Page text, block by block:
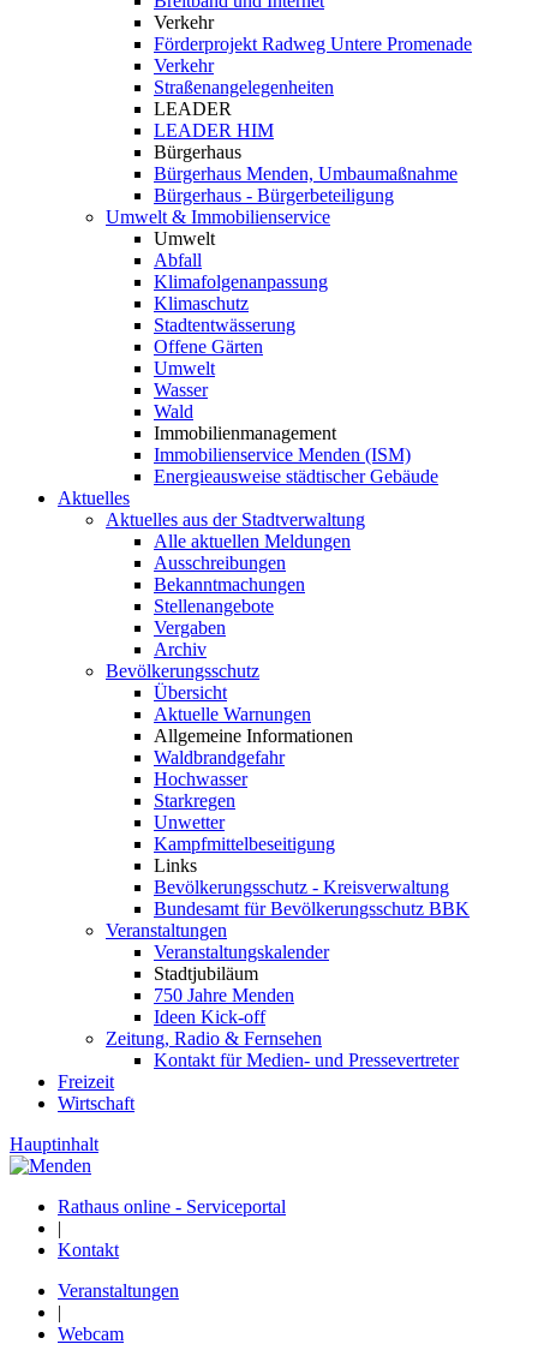
Verkehr
Förderprojekt Radweg Untere Promenade
Verkehr
Straßenangelegenheiten
LEADER
LEADER HIM
Bürgerhaus
Bürgerhaus Menden, Umbaumaßnahme
Bürgerhaus - Bürgerbeteiligung
Umwelt & Immobilienservice
Umwelt
Abfall
Klimafolgenanpassung
Klimaschutz
Stadtentwässerung
Offene Gärten
Umwelt
Wasser
Wald
Immobilienmanagement
Immobilienservice Menden (ISM)
Energieausweise städtischer Gebäude
Aktuelles
Aktuelles aus der Stadtverwaltung
Alle aktuellen Meldungen
Ausschreibungen
Bekanntmachungen
Stellenangebote
Vergaben
Archiv
Bevölkerungsschutz
Übersicht
Aktuelle Warnungen
Allgemeine Informationen
Waldbrandgefahr
Hochwasser
Starkregen
Unwetter
Kampfmittelbeseitigung
Links
Bevölkerungsschutz - Kreisverwaltung
Bundesamt für Bevölkerungsschutz BBK
Veranstaltungen
Veranstaltungskalender
Stadtjubiläum
750 Jahre Menden
Ideen Kick-off
Zeitung, Radio & Fernsehen
Kontakt für Medien- und Pressevertreter
Freizeit
Wirtschaft
Hauptinhalt
Rathaus online - Serviceportal
|
Kontakt
Veranstaltungen
|
Webcam